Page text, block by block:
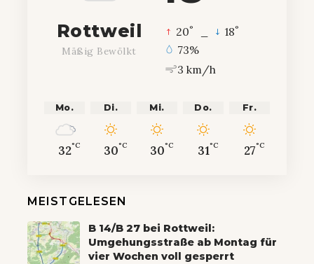
Rottweil
Mäßig Bewölkt
20° 18°
73%
3 km/h
Mo.
32°C
Di.
30°C
Mi.
30°C
Do.
31°C
Fr.
27°C
MEISTGELESEN
B 14/B 27 bei Rottweil:
Umgehungsstraße ab Montag für
vier Wochen voll gesperrt